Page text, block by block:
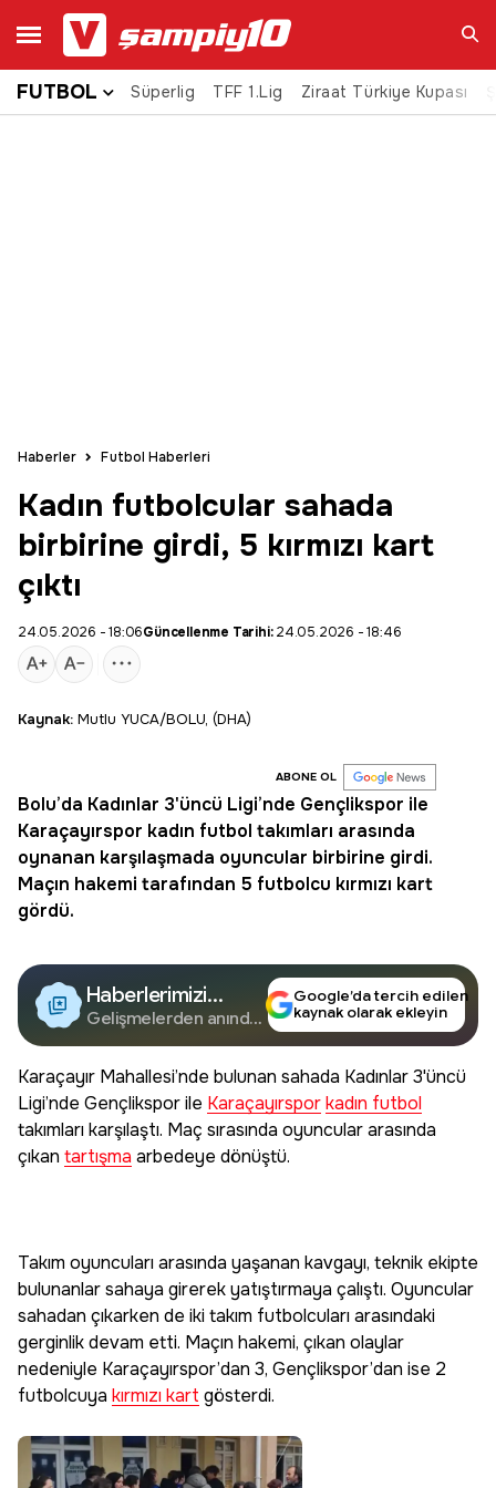
Ara
FUTBOL Süperlig TFF 1.Lig Ziraat Türkiye Kupası
Haberler Futbol Haberleri
Kadın futbolcular sahada
birbirine girdi, 5 kırmızı kart
çıktı
24.05.2026 - 18:06Güncellenme Tarihi:24.05.2026 - 18:46
Kaynak: Mutlu YUCA/BOLU, (DHA)
ABONE OL
Bolu’da Kadınlar 3'üncü Ligi’nde Gençlikspor ile
Karaçayırspor kadın futbol takımları arasında
oynanan karşılaşmada oyuncular birbirine girdi.
Maçın hakemi tarafından 5 futbolcu kırmızı kart
gördü.
Haberlerimizi
Google'da Takip
Edin
Gelişmelerden anında
Google’da tercih edilen
kaynak olarak ekleyin
Karaçayır Mahallesi’nde bulunan sahada Kadınlar 3'üncü
Ligi’nde Gençlikspor ile Karaçayırsporkadın futbol
takımları karşılaştı. Maç sırasında oyuncular arasında
çıkan tartışma arbedeye dönüştü.
Takım oyuncuları arasında yaşanan kavgayı, teknik ekipte
bulunanlar sahaya girerek yatıştırmaya çalıştı. Oyuncular
sahadan çıkarken de iki takım futbolcuları arasındaki
gerginlik devam etti. Maçın hakemi, çıkan olaylar
nedeniyle Karaçayırspor’dan 3, Gençlikspor’dan ise 2
futbolcuya kırmızı kart gösterdi.